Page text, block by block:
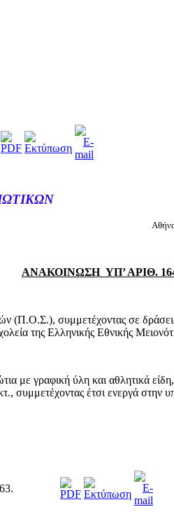
ΑΝΑΚΟΙΝΩΣΗ ΥΠ’ ΑΡΙΘ.
συμμετέχοντας σε δράσεις
της Ελληνικής Εθνικής
με γραφική ύλη και αθλητικά
έτσι ενεργά στην